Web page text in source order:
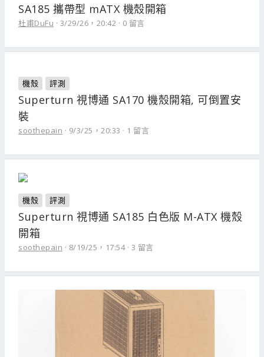
SA185 攜帶型 mATX 機殼開箱
杜甫DuFu 3/29/26，20:42 0 留言
機殼 評測
Superturn 視博通 SA170 機殼開箱, 可倒置安
裝
soothepain 9/3/25，20:33 1 留言
機殼 評測
Superturn 視博通 SA185 白色版 M-ATX 機殼
開箱
soothepain 8/19/25，17:54 3 留言